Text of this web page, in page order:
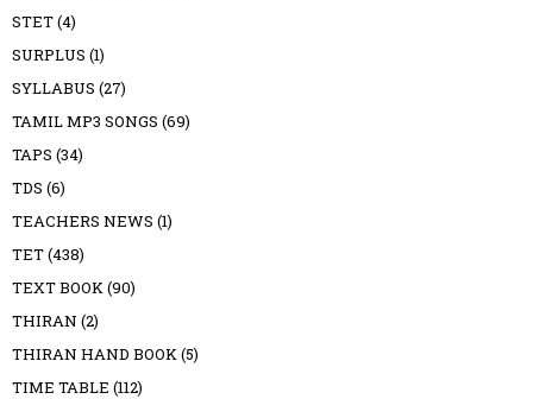
STET(4)
SURPLUS (1)
SYLLABUS (27)
TAMIL MP3 SONGS (69)
TAPS (34)
TDS (6)
TEACHERS NEWS (1)
TET(438)
TEXT BOOK(90)
THIRAN (2)
THIRAN HAND BOOK(5)
TIME TABLE (112)